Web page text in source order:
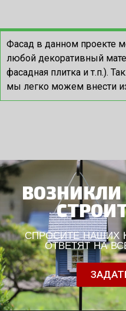
Фасад в данном проекте
любой декоративный
фасадная плитка и т.п.).
мы легко можем внести
СПРОСИТЕ НАШИХ
ОТВЕТЯТ НА